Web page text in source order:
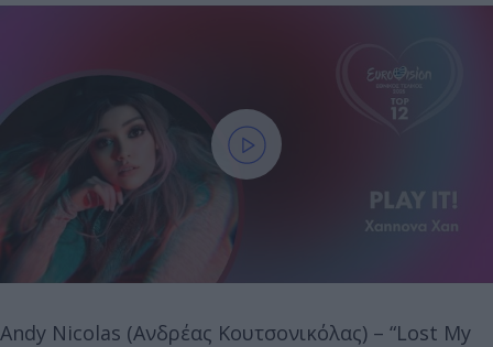
Andy Nicolas (Ανδρέας Κουτσονικόλας) – “Lost My